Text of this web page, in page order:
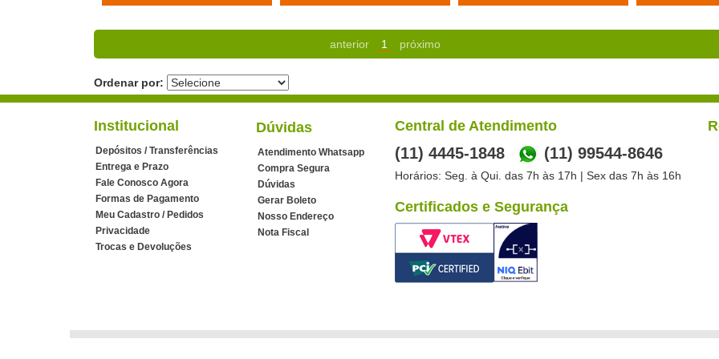
anterior 1 próximo
Ordenar por:
Institucional
Depósitos / Transferências
Entrega e Prazo
Fale Conosco Agora
Formas de Pagamento
Meu Cadastro / Pedidos
Privacidade
Trocas e Devoluções
Dúvidas
Atendimento Whatsapp
Compra Segura
Dúvidas
Gerar Boleto
Nosso Endereço
Nota Fiscal
Central de Atendimento
(11) 4445-1848 (11) 99544-8646
Horários: Seg. à Qui. das 7h às 17h | Sex das 7h às 16h
Certificados e Segurança